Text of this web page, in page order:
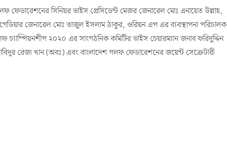
ফেডারেশনের সিনিয়র ভাইস প্রেসিডেন্ট মেজর জেনারেল মোঃ এনায়েত উল্লাহ,
জেনারেল মোঃ তাজুল ইসলাম ঠাকুর, ওরিয়ন এপ এর ব্যবস্থাপনা পরিচালক
২০২০ এর সাংগঠনিক কমিটির ভাইস চেয়ারম্যান জনাব ফরিদুদ্দিন
রেজা খান (অবঃ) এবং বাংলাদেশ গলফ ফেডারেশনের জয়েন্ট সেক্রেটারী